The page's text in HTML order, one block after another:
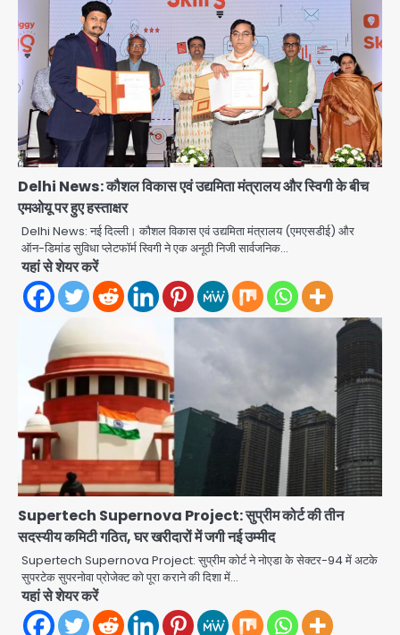
Delhi News: कौशल विकास एवं उद्यमिता मंत्रालय और स्विगी के बीच
एमओयू पर हुए हस्ताक्षर
Delhi News: नई दिल्‍ली। कौशल विकास एवं उद्यमिता मंत्रालय (एमएसडीई) और
ऑन-डिमांड सुविधा प्‍लेटफॉर्म स्विगी ने एक अनूठी निजी सार्वजनिक…
यहां से शेयर करें
Supertech Supernova Project: सुप्रीम कोर्ट की तीन
सदस्यीय कमिटी गठित, घर खरीदारों में जगी नई उम्मीद
Supertech Supernova Project: सुप्रीम कोर्ट ने नोएडा के सेक्टर-94 में अटके
सुपरटेक सुपरनोवा प्रोजेक्ट को पूरा कराने की दिशा में…
यहां से शेयर करें
2
Green Arch Society: सेविअर ग्रीन
आर्च में दूषित पानी में मिला ई-कोलाई, अथॉरिटी